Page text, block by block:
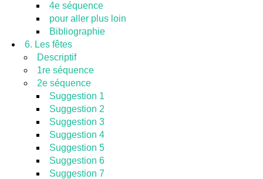
4e séquence
pour aller plus loin
Bibliographie
6. Les fêtes
Descriptif
1re séquence
2e séquence
Suggestion 1
Suggestion 2
Suggestion 3
Suggestion 4
Suggestion 5
Suggestion 6
Suggestion 7